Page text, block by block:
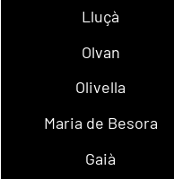
Lluçà
Olvan
Olivella
Maria de Besora
Gaià